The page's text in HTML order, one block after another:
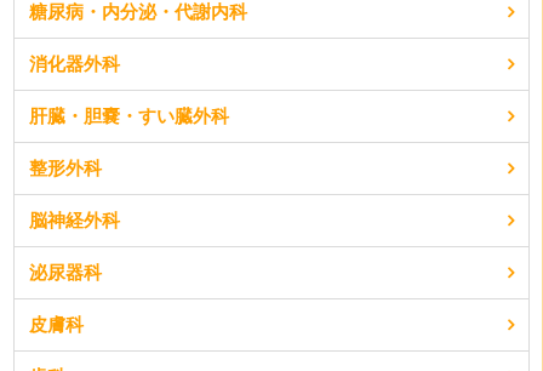
糖尿病・内分泌・代謝内科
消化器外科
肝臓・胆嚢・すい臓外科
整形外科
脳神経外科
泌尿器科
皮膚科